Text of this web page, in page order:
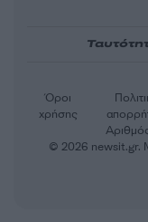
Όροι
χρήσης
© 2026 newsit.gr.